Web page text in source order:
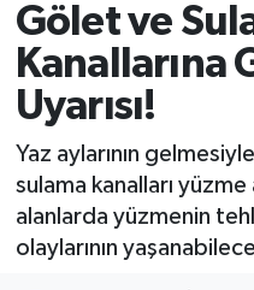
Gölet ve
Kanallarına
Uyarısı!
Yaz aylarının
sulama kanalları yüzme
alanlarda yüzmenin
olaylarının
DÜNYA
EĞİTİM
GENÇ
GÜNDEM
Bingöl Namaz
Bingöl Trafik
Tüm Manşetler
Son Dakika